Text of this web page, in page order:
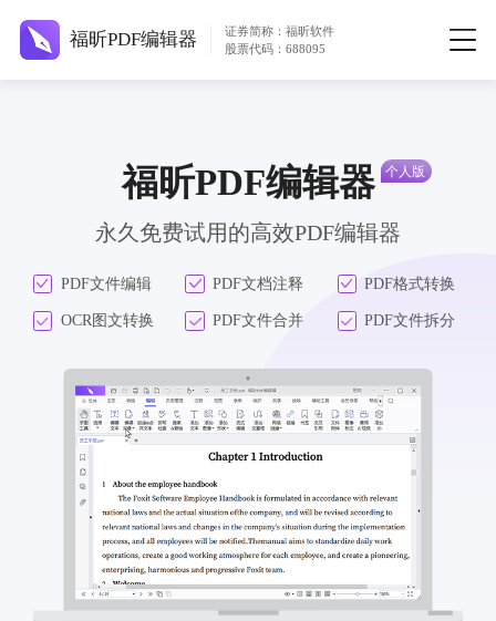
福昕PDF编辑器
证券简称：福昕软件
股票代码：688095
福昕PDF编辑器
永久免费试用的高效PDF编辑器
PDF文件编辑 PDF文档注释 PDF格式转换
OCR图文转换 PDF文件合并 PDF文件拆分